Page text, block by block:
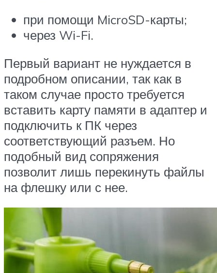
при помощи MicroSD-карты;
через Wi-Fi.
Первый вариант не нуждается в
подробном описании, так как в
таком случае просто требуется
вставить карту памяти в адаптер и
подключить к ПК через
соответствующий разъем. Но
подобный вид сопряжения
позволит лишь перекинуть файлы
на флешку или с нее.